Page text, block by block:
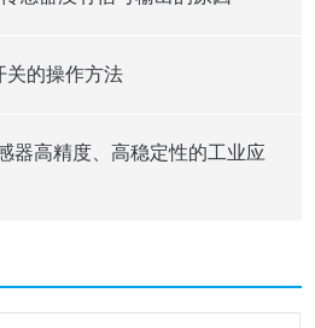
关的操作方法
器高精度、高稳定性的工业应